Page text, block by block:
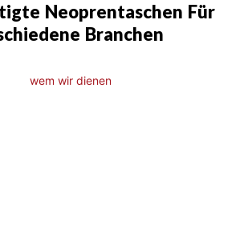
Neoprentaschen Für
Branchen